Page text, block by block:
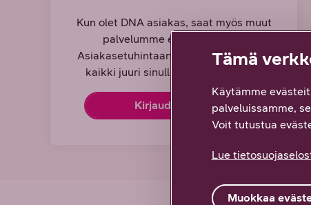
Kun olet DNA asiakas, saat myös muut
palvelumme edulliseen DNA
Asiakasetuhintaan. Kirjautumalla näet
kaikki juuri sinulle räätälöidyt edut.
Kirjaudu sisään
Tämä
Käytämme
palveluissamme,
Voit tutustua
Lue
Muokkaa